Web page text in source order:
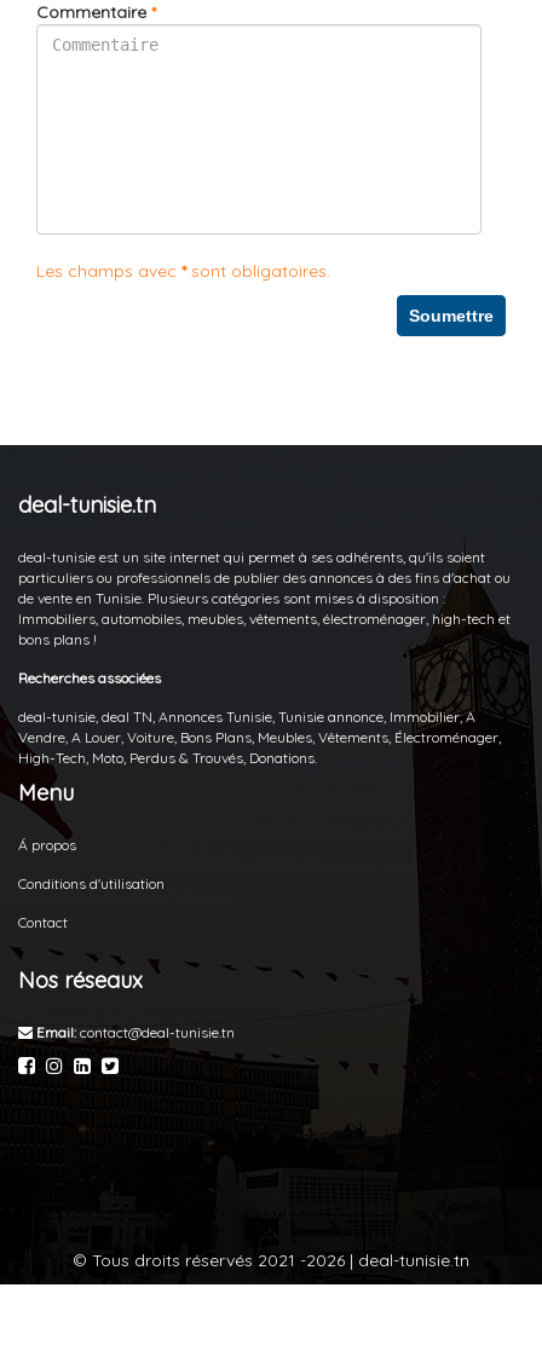
Commentaire *
Les champs avec *sont obligatoires.
Soumettre
deal-tunisie.tn
deal-tunisie est un site internet qui permet à ses adhérents, qu'ils soient
particuliers ou professionnels de publier des annonces à des fins d'achat ou
de vente en Tunisie. Plusieurs catégories sont mises à disposition :
Immobiliers, automobiles, meubles, vêtements, électroménager, high-tech et
bons plans !
Recherches associées
deal-tunisie, deal TN, Annonces Tunisie, Tunisie annonce, Immobilier, A
Vendre, A Louer, Voiture, Bons Plans, Meubles, Vêtements, Électroménager,
High-Tech, Moto, Perdus & Trouvés, Donations.
Menu
Á propos
Conditions d'utilisation
Contact
Nos réseaux
Email: contact@deal-tunisie.tn
© Tous droits réservés 2021 -2026 | deal-tunisie.tn